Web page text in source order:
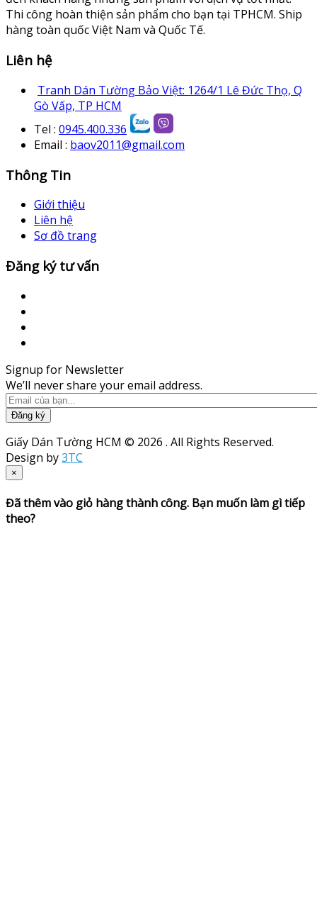
Thi công hoàn thiện sản phẩm cho bạn tại TPHCM. Ship
hàng toàn quốc Việt Nam và Quốc Tế.
Liên hệ
Tranh Dán Tường Bảo Việt: 1264/1 Lê Đức Thọ, Q
Gò Vấp, TP HCM
Tel : 0945.400.336
Email : baov2011@gmail.com
Thông Tin
Giới thiệu
Liên hệ
Sơ đồ trang
Đăng ký tư vấn
Signup for Newsletter
We’ll never share your email address.
Đăng ký
Giấy Dán Tường HCM © 2026 . All Rights Reserved.
Design by3TC
×
Đã thêm vào giỏ hàng thành công. Bạn muốn làm gì tiếp
theo?